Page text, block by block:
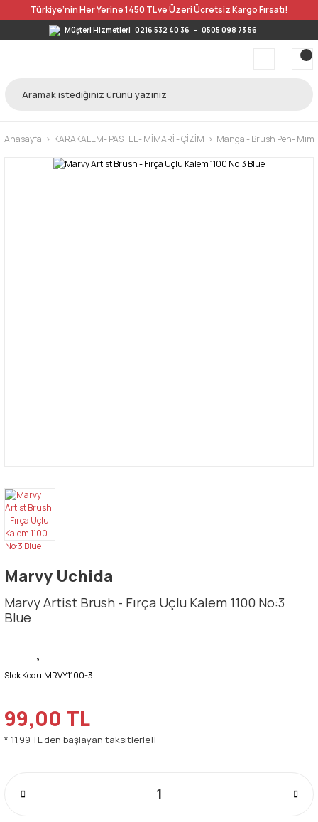
Türkiye’nin Her Yerine 1450 TL ve Üzeri Ücretsiz Kargo Fırsatı!
Müşteri Hizmetleri 0216 532 40 36 - 0505 098 73 56
Anasayfa KARAKALEM- PASTEL - MİMARİ - ÇİZİM Manga - Brush Pen-
Marvy Uchida
Marvy Artist Brush - Fırça Uçlu Kalem 1100 No:3
Blue
Stok Kodu:MRVY1100-3
99,00 TL
* 11,99 TL den başlayan taksitlerle!!